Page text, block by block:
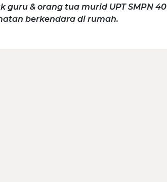
guru & orang tua murid UPT SMPN 40
berkendara di rumah.